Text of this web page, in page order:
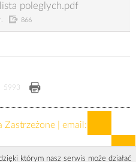
poleglych.pdf
866
5993
| email:
którym nasz serwis może działać